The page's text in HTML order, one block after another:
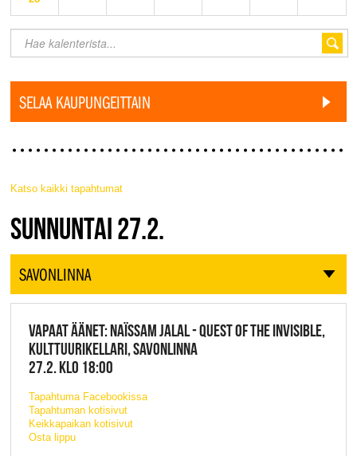
SELAA KAUPUNGEITTAIN
Katso kaikki tapahtumat
JAZZ FINLAND LIVE
SUNNUNTAI 27.2.
SAVONLINNA
VAPAAT ÄÄNET: NAÏSSAM JALAL - QUEST OF THE INVISIBLE,
KULTTUURIKELLARI, SAVONLINNA
27.2. KLO 18:00
Tapahtuma Facebookissa
Tapahtuman kotisivut
Keikkapaikan kotisivut
Osta lippu